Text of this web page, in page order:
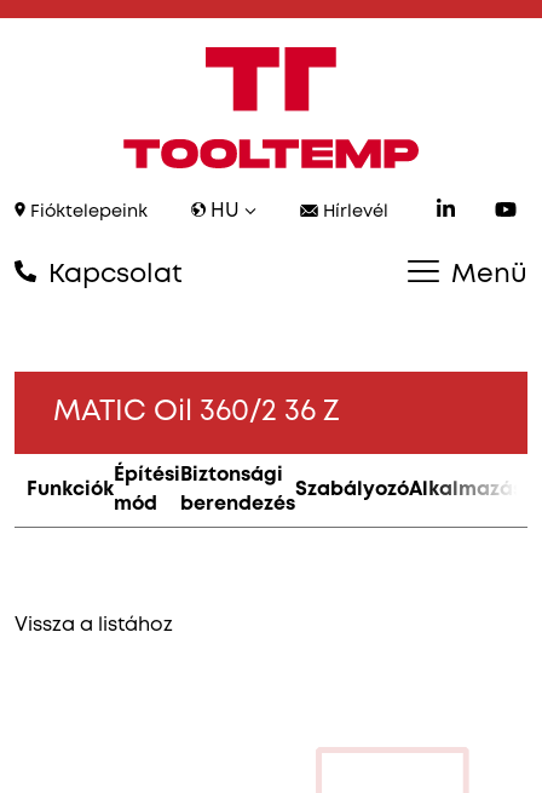
Fióktelepeink HU Hírlevél
Kapcsolat Menü
MATIC Oil 360/2 36 Z
Funkciók
Építési
mód
Biztonsági
berendezés
SzabályozóAlkalmazás
Vissza a listához